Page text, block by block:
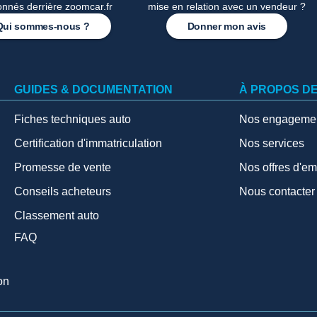
derrière zoomcar.fr
sommes-nous ?
mise en relation avec un vendeur ?
Donner mon avis
GUIDES & DOCUMENTATION
Fiches techniques auto
Certification d'immatriculation
Promesse de vente
Conseils acheteurs
Classement auto
FAQ
À PROPOS
Nos
Nos services
Nos offres
Nous contacter